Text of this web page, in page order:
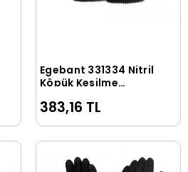
Sepete Ekle
Egebant 331334 Nitril
Köpük Kesilme
4X42D
383,16 TL